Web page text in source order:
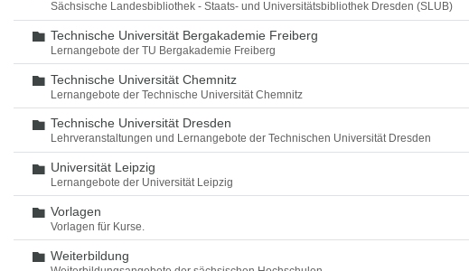
Sächsische Landesbibliothek - Staats- und Universitätsbibliothek Dresden (SLUB)
Ordner
Technische Universität Bergakademie Freiberg
Lernangebote der TU Bergakademie Freiberg
Ordner
Technische Universität Chemnitz
Lernangebote der Technische Universität Chemnitz
Ordner
Technische Universität Dresden
Lehrveranstaltungen und Lernangebote der Technischen Universität Dresden
Ordner
Universität Leipzig
Lernangebote der Universität Leipzig
Ordner
Vorlagen
Vorlagen für Kurse.
Ordner
Weiterbildung